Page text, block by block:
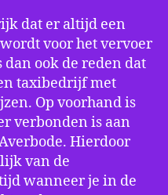
dat er altijd een
voor het vervoer
ook de reden dat
taxibedrijf met
Op voorhand is
verbonden is aan
Hierdoor
van de
wanneer je in de